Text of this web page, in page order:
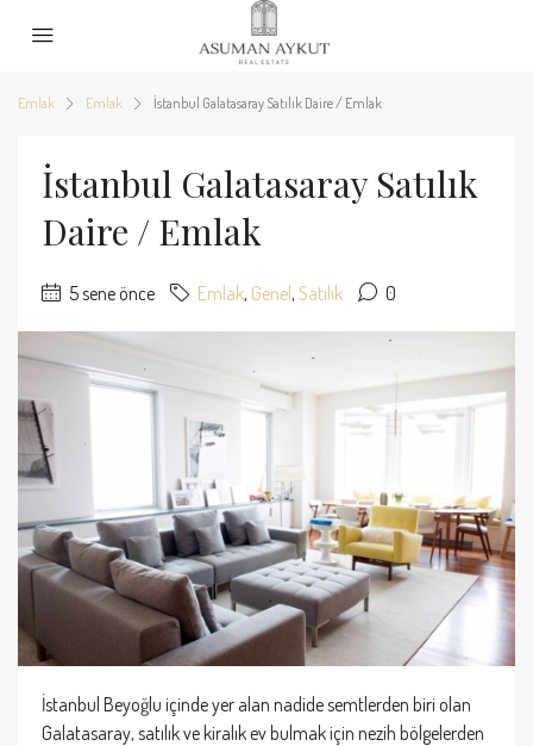
Emlak Emlak İstanbul Galatasaray Satılık Daire / Emlak
İstanbul Galatasaray Satılık
Daire / Emlak
5 sene önce Emlak, Genel, Satılık 0
İstanbul Beyoğlu içinde yer alan nadide semtlerden biri olan
Galatasaray, satılık ve kiralık ev bulmak için nezih bölgelerden